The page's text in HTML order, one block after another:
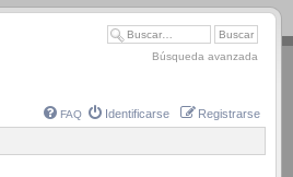
Búsqueda avanzada
FAQ Identificarse Registrarse